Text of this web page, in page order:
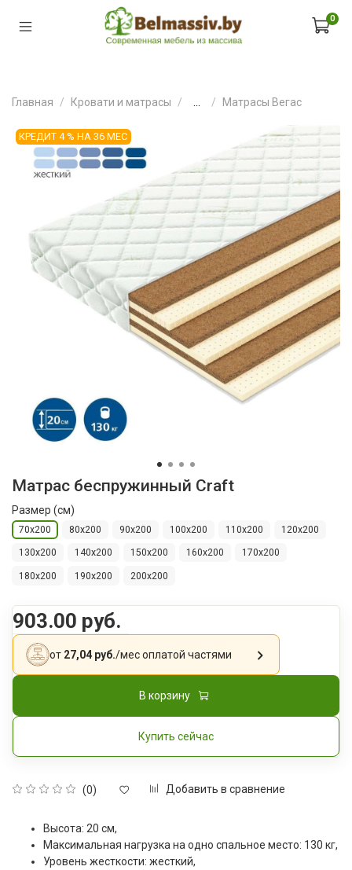
0
Главная Кровати и матрасы Матрасы Вегас
КРЕДИТ 4 % НА 36 МЕС
Матрас беспружинный Craft
(0) Добавить в сравнение
Размер (см)
70x200 80х200 90х200 100х200 110х200 120х200
130х200 140х200 150х200 160х200 170x200
180x200 190х200 200x200
903.00 руб.
от 27,04 руб./месоплатой частями
В корзину
Купить сейчас
Высота: 20 см,
Максимальная нагрузка на одно спальное место: 130 кг,
Уровень жесткости: жесткий,